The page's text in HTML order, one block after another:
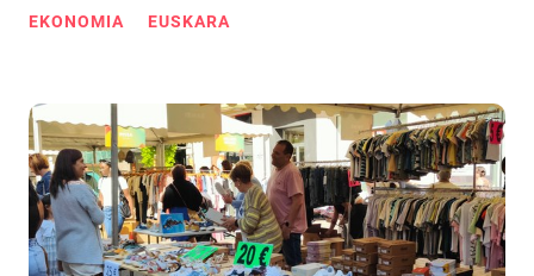
EKONOMIA EUSKARA